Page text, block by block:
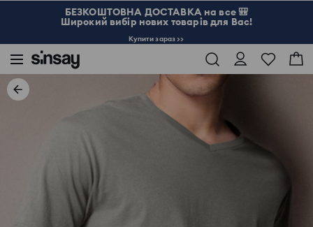
БЕЗКОШТОВНА ДОСТАВКА на все 🎒
Широкий вибір нових товарів для Вас!
Купити зараз >>